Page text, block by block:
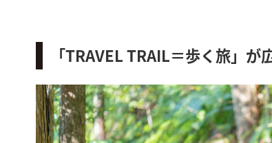
「TRAVEL TRAIL＝歩く旅」が